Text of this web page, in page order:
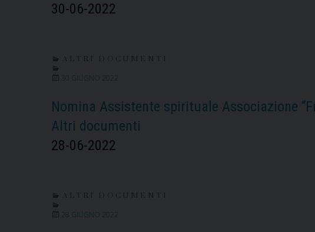
30-06-2022
30 GIUGNO 2022
Nomina Assistente spirituale Associazione
Altri documenti
28-06-2022
28 GIUGNO 2022